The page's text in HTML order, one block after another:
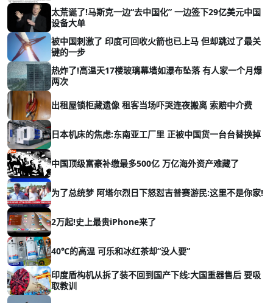
太荒诞了!马斯克一边“去中国化” 一边签下29亿美元中国
设备大单
被中国刺激了 印度可回收火箭也已上马 但却跳过了最关
键的一步
热炸了!高温天17楼玻璃幕墙如瀑布坠落 有人家一个月爆
两次
出租屋锁柜藏遗像 租客当场吓哭连夜搬离 索赔中介费
日本机床的焦虑:东南亚工厂里 正被中国货一台台替换掉
中国顶级富豪补缴最多500亿 万亿海外资产难藏了
为了总统梦 阿塔尔烈日下怒怼吉普赛游民:这里不是你家!
2万起!史上最贵iPhone来了
40℃的高温 可乐和冰红茶却“没人要”
印度盾构机从拆了装不回到国产下线:大国重器售后 要吸
取教训